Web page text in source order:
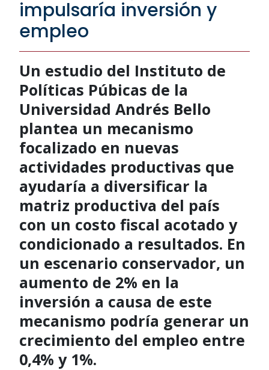
impulsaría inversión y
empleo
Un estudio del Instituto de
Políticas Púbicas de la
Universidad Andrés Bello
plantea un mecanismo
focalizado en nuevas
actividades productivas que
ayudaría a diversificar la
matriz productiva del país
con un costo fiscal acotado y
condicionado a resultados. En
un escenario conservador, un
aumento de 2% en la
inversión a causa de este
mecanismo podría generar un
crecimiento del empleo entre
0,4% y 1%.